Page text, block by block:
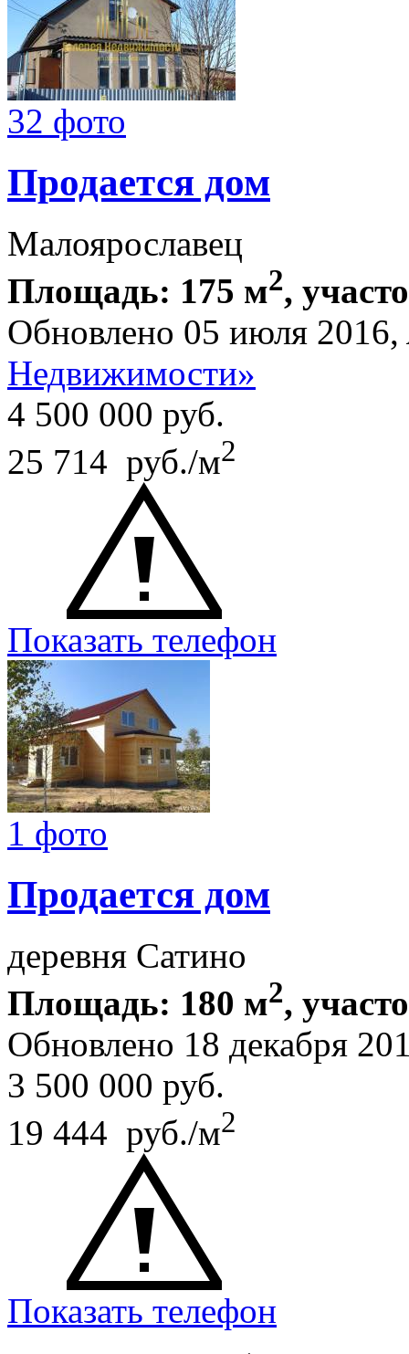
32 фото
Продается дом
Малоярославец
Площадь: 175 м2,
Обновлено 05 июля 2016,
Недвижимости»
4 500 000 руб.
25 714 руб./м2
Показать телефон
1 фото
Продается дом
деревня Сатино
Площадь: 180 м2,
Обновлено 18 декабря
3 500 000 руб.
19 444 руб./м2
Показать телефон